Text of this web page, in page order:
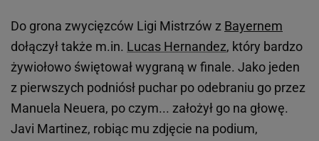
Do grona zwycięzców Ligi Mistrzów z Bayernem
dołączył także m.in. Lucas Hernandez, który bardzo
żywiołowo świętował wygraną w finale. Jako jeden
z pierwszych podniósł puchar po odebraniu go przez
Manuela Neuera, po czym... założył go na głowę.
Javi Martinez, robiąc mu zdjęcie na podium,